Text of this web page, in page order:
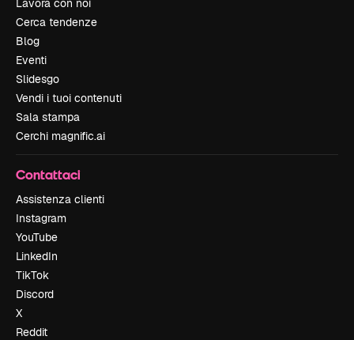
Lavora con noi
Cerca tendenze
Blog
Eventi
Slidesgo
Vendi i tuoi contenuti
Sala stampa
Cerchi magnific.ai
Contattaci
Assistenza clienti
Instagram
YouTube
LinkedIn
TikTok
Discord
X
Reddit